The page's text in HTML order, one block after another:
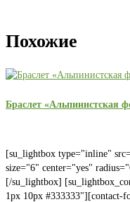
Похожие
Браслет «Альпинистская
[su_lightbox type="inline"
size="6" center="yes"
[/su_lightbox]
1px 10px #333333"][contact-